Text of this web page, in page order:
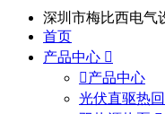
深圳市梅比西电气
首页
产品中心
产品中心
光伏直驱热